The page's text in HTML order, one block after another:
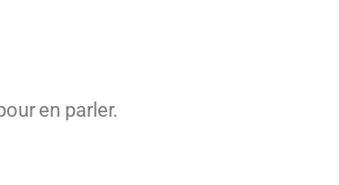
en parler.